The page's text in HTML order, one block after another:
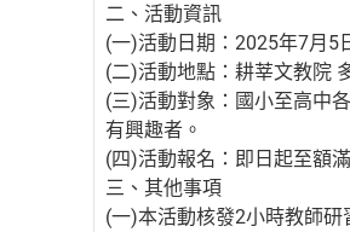
二、活動資訊
(一)活動日期：2025年7月5
(二)活動地點：耕莘文教院
(三)活動對象：國小至高中
有興趣者。
(四)活動報名：即日起至額
三、其他事項
(一)本活動核發2小時教師